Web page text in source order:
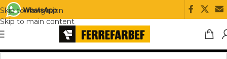
Skip to navigation
Skip to main content